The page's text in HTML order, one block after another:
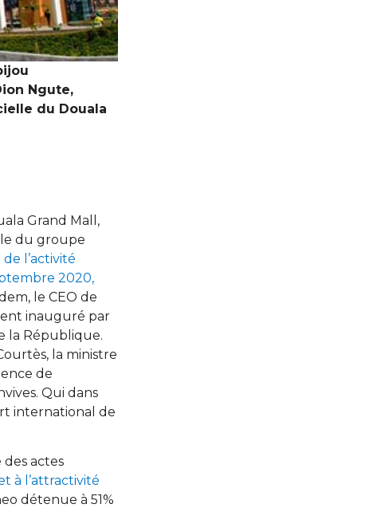
Ngute,
du Douala
Grand Mall,
du groupe
l’activité
2020,
le CEO de
inauguré par
la République.
la ministre
de
Qui dans
international de
actes
à l’attractivité
détenue à 51%